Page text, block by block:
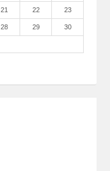
21 22 23
28 29 30